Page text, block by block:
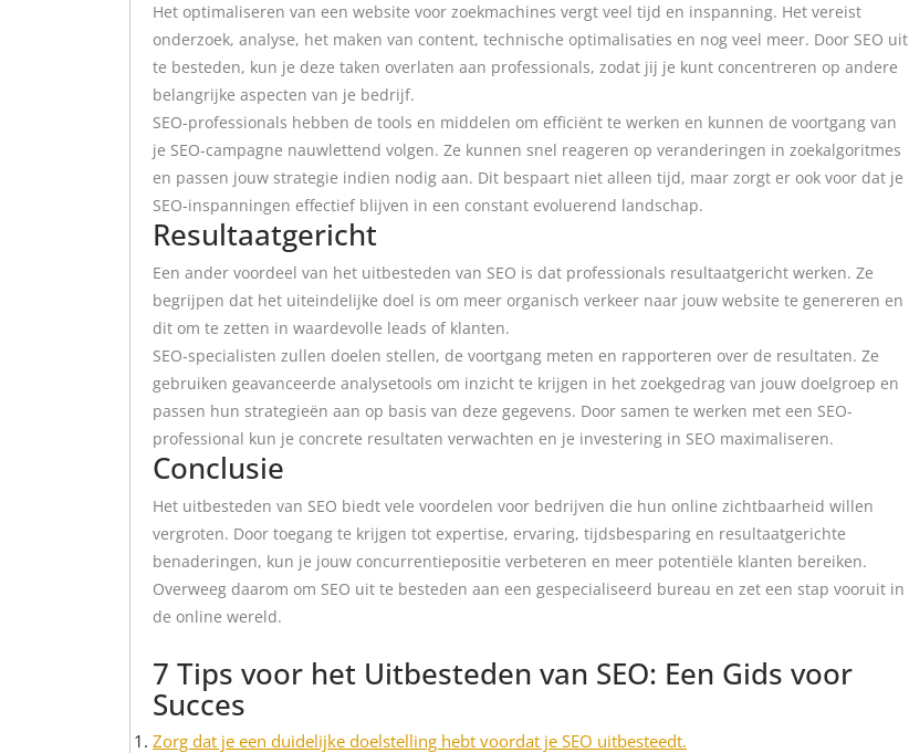
Het optimaliseren van een website voor zoekmachines vergt veel tijd en inspanning. Het vereist
onderzoek, analyse, het maken van content, technische optimalisaties en nog veel meer. Door SEO uit
te besteden, kun je deze taken overlaten aan professionals, zodat jij je kunt concentreren op andere
belangrijke aspecten van je bedrijf.
SEO-professionals hebben de tools en middelen om efficiënt te werken en kunnen de voortgang van
je SEO-campagne nauwlettend volgen. Ze kunnen snel reageren op veranderingen in zoekalgoritmes
en passen jouw strategie indien nodig aan. Dit bespaart niet alleen tijd, maar zorgt er ook voor dat je
SEO-inspanningen effectief blijven in een constant evoluerend landschap.
Resultaatgericht
Een ander voordeel van het uitbesteden van SEO is dat professionals resultaatgericht werken. Ze
begrijpen dat het uiteindelijke doel is om meer organisch verkeer naar jouw website te genereren en
dit om te zetten in waardevolle leads of klanten.
SEO-specialisten zullen doelen stellen, de voortgang meten en rapporteren over de resultaten. Ze
gebruiken geavanceerde analysetools om inzicht te krijgen in het zoekgedrag van jouw doelgroep en
passen hun strategieën aan op basis van deze gegevens. Door samen te werken met een SEO-
professional kun je concrete resultaten verwachten en je investering in SEO maximaliseren.
Conclusie
Het uitbesteden van SEO biedt vele voordelen voor bedrijven die hun online zichtbaarheid willen
vergroten. Door toegang te krijgen tot expertise, ervaring, tijdsbesparing en resultaatgerichte
benaderingen, kun je jouw concurrentiepositie verbeteren en meer potentiële klanten bereiken.
Overweeg daarom om SEO uit te besteden aan een gespecialiseerd bureau en zet een stap vooruit in
de online wereld.
7 Tips voor het Uitbesteden van SEO: Een Gids voor
Succes
Zorg dat je een duidelijke doelstelling hebt voordat je SEO uitbesteedt.